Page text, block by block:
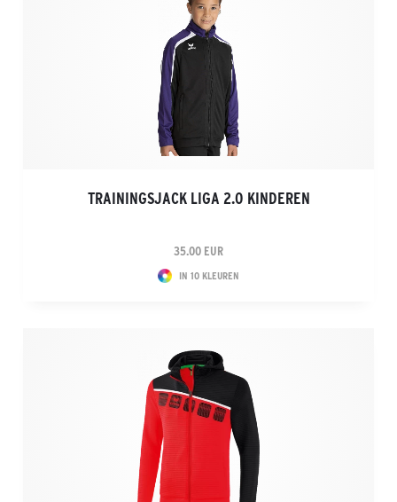
TRAININGSJACK LIGA 2.0 KINDEREN
35.00 EUR
IN 10 KLEUREN